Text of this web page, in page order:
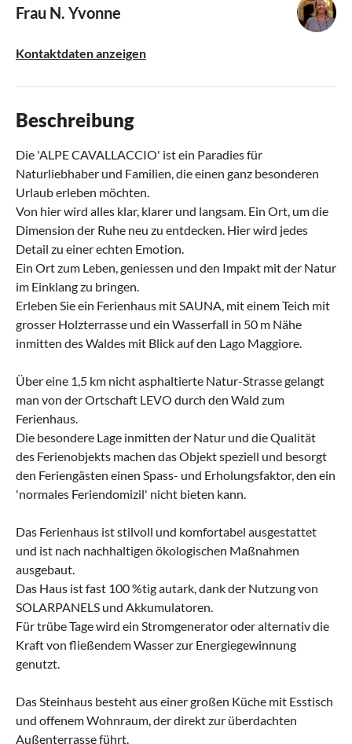
Frau N. Yvonne
Kontaktdaten anzeigen
Beschreibung
Die 'ALPE CAVALLACCIO' ist ein Paradies für
Naturliebhaber und Familien, die einen ganz besonderen
Urlaub erleben möchten.
Von hier wird alles klar, klarer und langsam. Ein Ort, um die
Dimension der Ruhe neu zu entdecken. Hier wird jedes
Detail zu einer echten Emotion.
Ein Ort zum Leben, geniessen und den Impakt mit der Natur
im Einklang zu bringen.
Erleben Sie ein Ferienhaus mit SAUNA, mit einem Teich mit
grosser Holzterrasse und ein Wasserfall in 50 m Nähe
inmitten des Waldes mit Blick auf den Lago Maggiore.
Über eine 1,5 km nicht asphaltierte Natur-Strasse gelangt
man von der Ortschaft LEVO durch den Wald zum
Ferienhaus.
Die besondere Lage inmitten der Natur und die Qualität
des Ferienobjekts machen das Objekt speziell und besorgt
den Feriengästen einen Spass- und Erholungsfaktor, den ein
'normales Feriendomizil' nicht bieten kann.
Das Ferienhaus ist stilvoll und komfortabel ausgestattet
und ist nach nachhaltigen ökologischen Maßnahmen
ausgebaut.
Das Haus ist fast 100 %tig autark, dank der Nutzung von
SOLARPANELS und Akkumulatoren.
Für trübe Tage wird ein Stromgenerator oder alternativ die
Kraft von fließendem Wasser zur Energiegewinnung
genutzt.
Das Steinhaus besteht aus einer großen Küche mit Esstisch
und offenem Wohnraum, der direkt zur überdachten
Außenterrasse führt.